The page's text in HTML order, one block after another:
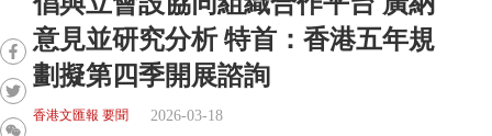
意見並研究分析 特首：香港五年規
劃擬第四季開展諮詢
香港文匯報 要聞 2026-03-18